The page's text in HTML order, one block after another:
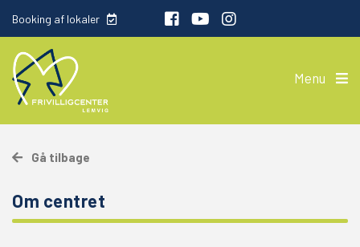
Booking af lokaler
Menu
Gå tilbage
Om centret